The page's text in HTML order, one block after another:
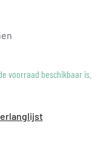
voorraad beschikbaar is.